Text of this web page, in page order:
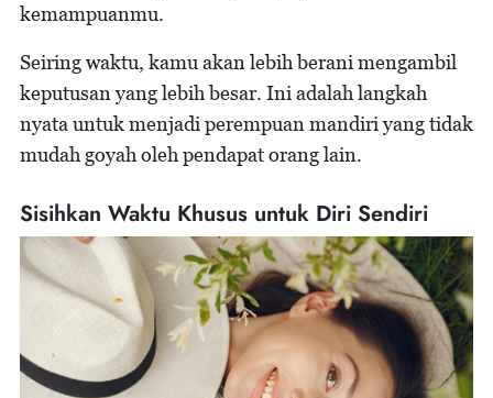
kemampuanmu.
Seiring waktu, kamu akan lebih berani mengambil
keputusan yang lebih besar. Ini adalah langkah
nyata untuk menjadi perempuan mandiri yang tidak
mudah goyah oleh pendapat orang lain.
Sisihkan Waktu Khusus untuk Diri Sendiri